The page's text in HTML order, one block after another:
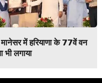
मानेसर में हरियाणा के 77वें वन
भी लगाया